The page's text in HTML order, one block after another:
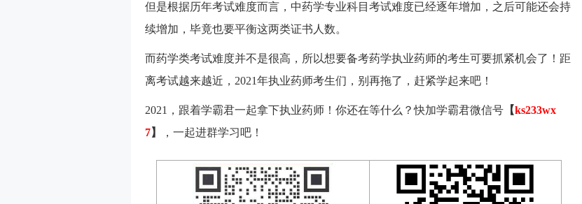
但是根据历年考试难度而言，中药学专业科目考试难度已经逐年增加，之后可能还会持
续增加，毕竟也要平衡这两类证书人数。
而药学类考试难度并不是很高，所以想要备考药学执业药师的考生可要抓紧机会了！距
离考试越来越近，2021年执业药师考生们，别再拖了，赶紧学起来吧！
2021，跟着学霸君一起拿下执业药师！你还在等什么？快加学霸君微信号 【ks233wx
7】 ，一起进群学习吧！